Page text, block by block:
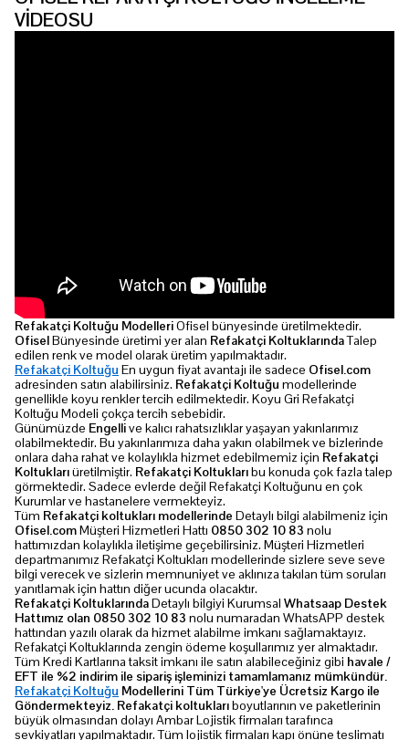
VİDEOSU
Refakatçi Koltuğu ModelleriOfisel bünyesinde üretilmektedir.
OfiselBünyesinde üretimi yer alan Refakatçi KoltuklarındaTalep
edilen renk ve model olarak üretim yapılmaktadır.
Refakatçi Koltuğu En uygun fiyat avantajı ile sadece Ofisel.com
adresinden satın alabilirsiniz. Refakatçi Koltuğu modellerinde
genellikle koyu renkler tercih edilmektedir. Koyu Gri Refakatçi
Koltuğu Modeli çokça tercih sebebidir.
Günümüzde Engellive kalıcı rahatsızlıklar yaşayan yakınlarımız
olabilmektedir. Bu yakınlarımıza daha yakın olabilmek ve bizlerinde
onlara daha rahat ve kolaylıkla hizmet edebilmemiz için Refakatçi
Koltuklarıüretilmiştir. Refakatçi Koltuklarıbu konuda çok fazla talep
görmektedir. Sadece evlerde değil Refakatçi Koltuğunu en çok
Kurumlar ve hastanelere vermekteyiz.
Tüm Refakatçi koltukları modellerinde Detaylı bilgi alabilmeniz için
Ofisel.comMüşteri Hizmetleri Hattı 0850 302 10 83 nolu
hattımızdan kolaylıkla iletişime geçebilirsiniz. Müşteri Hizmetleri
departmanımız Refakatçi Koltukları modellerinde sizlere seve seve
bilgi verecek ve sizlerin memnuniyet ve aklınıza takılan tüm soruları
yanıtlamak için hattın diğer ucunda olacaktır.
Refakatçi KoltuklarındaDetaylı bilgiyi Kurumsal Whatsaap Destek
Hattımız olan 0850 302 10 83 nolu numaradan WhatsAPP destek
hattından yazılı olarak da hizmet alabilme imkanı sağlamaktayız.
Refakatçi Koltuklarında zengin ödeme koşullarımız yer almaktadır.
Tüm Kredi Kartlarına taksit imkanı ile satın alabileceğiniz gibi havale /
EFT ile %2 indirim ile sipariş işleminizi tamamlamanız mümkündür.
Refakatçi Koltuğu Modellerini Tüm Türkiye'ye Ücretsiz Kargo ile
Göndermekteyiz. Refakatçi koltuklarıboyutlarının ve paketlerinin
büyük olmasından dolayı Ambar Lojistik firmaları tarafınca
sevkiyatları yapılmaktadır. Tüm lojistik firmaları kapı önüne teslimatı